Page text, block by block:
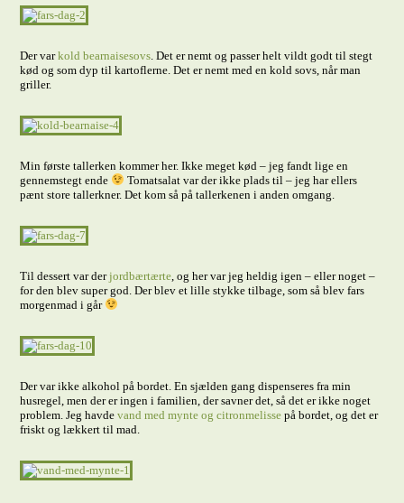
Der varkold bearnaisesovs. Det er nemt og passer helt vildt godt til stegt
kød og som dyp til kartoflerne. Det er nemt med en kold sovs, når man
griller.
Min første tallerken kommer her. Ikke meget kød – jeg fandt lige en
gennemstegt ende
Tomatsalat var der ikke plads til – jeg har ellers
pænt store tallerkner. Det kom så på tallerkenen i anden omgang.
Til dessert var derjordbærtærte, og her var jeg heldig igen – eller noget –
for den blev super god. Der blev et lille stykke tilbage, som så blev fars
morgenmad i går
Der var ikke alkohol på bordet. En sjælden gang dispenseres fra min
husregel, men der er ingen i familien, der savner det, så det er ikke noget
problem. Jeg havdevand med mynte og citronmelissepå bordet, og det er
friskt og lækkert til mad.